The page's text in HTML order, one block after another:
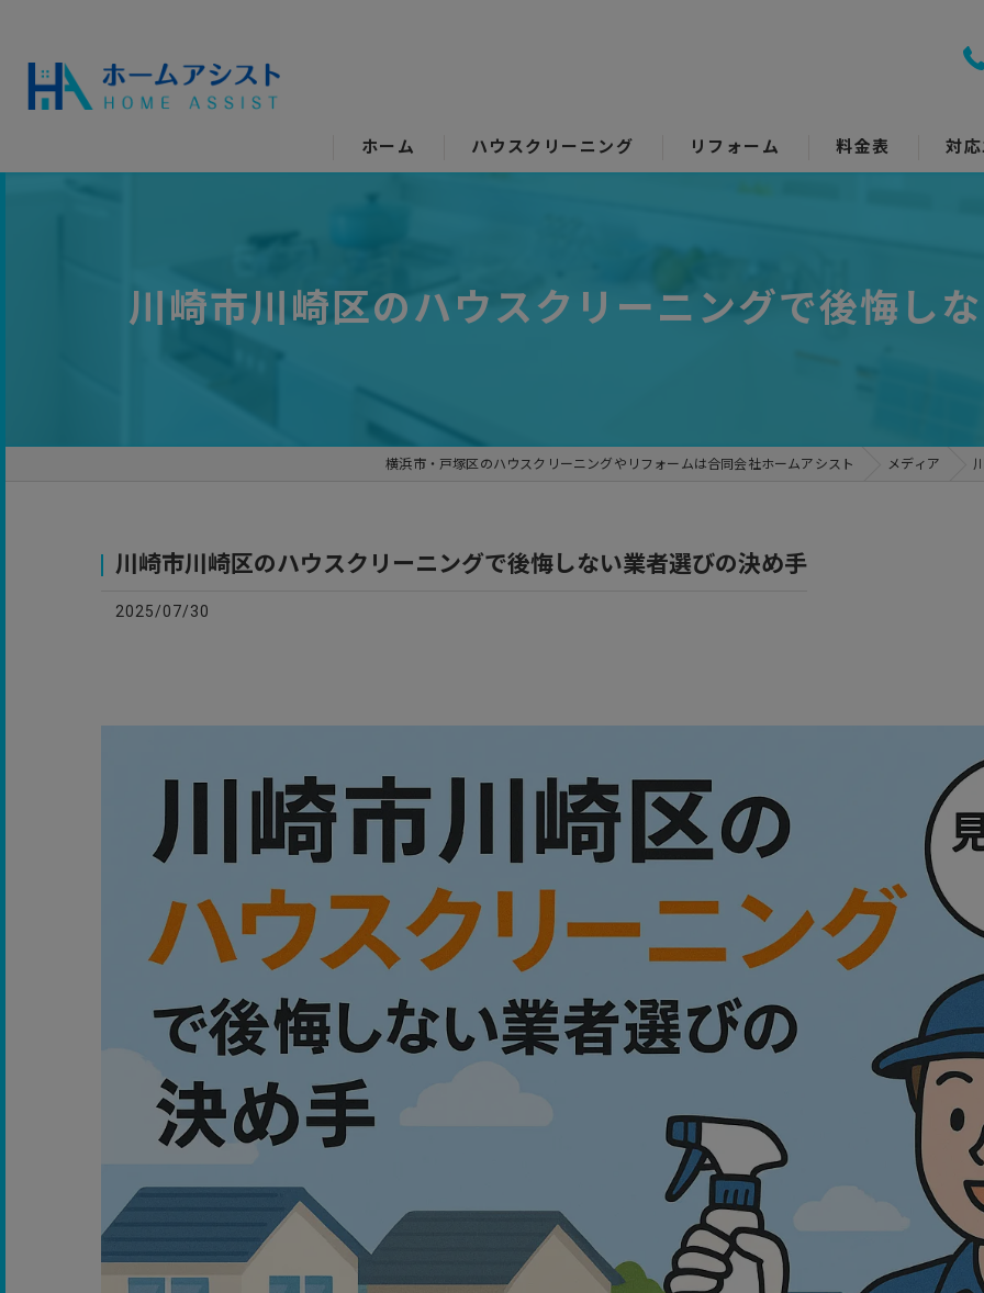
ホーム ハウスクリーニング
エアコンクリーニング
リフォーム
浴室リフォーム
料金表 対
川崎市川崎区のハウスクリーニングで後悔し
横浜市・戸塚区のハウスクリーニングやリフォームは合同会社ホームアシスト メディア
川崎市川崎区のハウスクリーニングで後悔しない業者選びの決め手
2025/07/30